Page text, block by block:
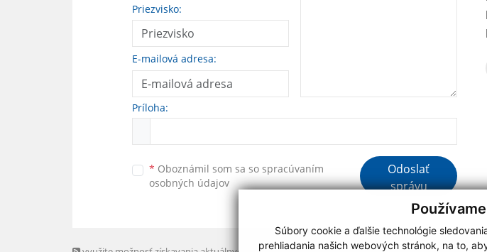
Súbory cookie a ďalšie technológie
prehliadania našich webových stránok, na to,
Priezvisko:
E-mailová adresa:
Príloha:
* Oboznámil som sa so spracúvaním
osobných údajov
Odoslať
správu